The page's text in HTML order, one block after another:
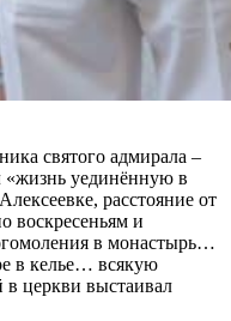
святого адмирала –
«жизнь уединённую в
расстояние от
воскресеньям и
в монастырь…
в келье… всякую
церкви выстаивал